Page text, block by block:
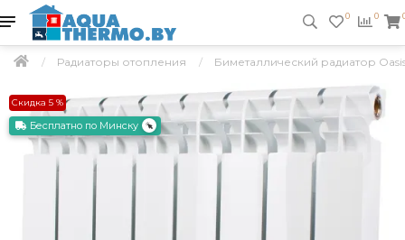
0 0
Радиаторы отопления Биметаллический радиатор
Скидка 5 %
Бесплатно по Минску